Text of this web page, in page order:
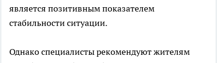
является позитивным показателем
стабильности ситуации.
Однако специалисты рекомендуют жителям